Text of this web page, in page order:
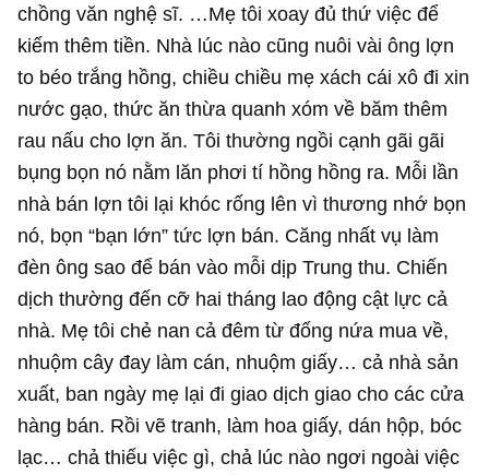
chồng văn nghệ sĩ. …Mẹ tôi xoay đủ thứ việc để
kiếm thêm tiền. Nhà lúc nào cũng nuôi vài ông lợn
to béo trắng hồng, chiều chiều mẹ xách cái xô đi xin
nước gạo, thức ăn thừa quanh xóm về băm thêm
rau nấu cho lợn ăn. Tôi thường ngồi cạnh gãi gãi
bụng bọn nó nằm lăn phơi tí hồng hồng ra. Mỗi lần
nhà bán lợn tôi lại khóc rống lên vì thương nhớ bọn
nó, bọn “bạn lớn” tức lợn bán. Căng nhất vụ làm
đèn ông sao để bán vào mỗi dịp Trung thu. Chiến
dịch thường đến cỡ hai tháng lao động cật lực cả
nhà. Mẹ tôi chẻ nan cả đêm từ đống nứa mua về,
nhuộm cây đay làm cán, nhuộm giấy… cả nhà sản
xuất, ban ngày mẹ lại đi giao dịch giao cho các cửa
hàng bán. Rồi vẽ tranh, làm hoa giấy, dán hộp, bóc
lạc… chả thiếu việc gì, chả lúc nào ngơi ngoài việc